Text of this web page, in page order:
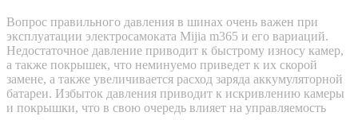
Вопрос правильного давления в шинах очень важен при
эксплуатации электросамоката Mijia m365 и его вариаций.
Недостаточное давление приводит к быстрому износу камер,
а также покрышек, что неминуемо приведет к их скорой
замене, а также увеличивается расход заряда аккумуляторной
батареи. Избыток давления приводит к искривлению камеры
и покрышки, что в свою очередь влияет на управляемость